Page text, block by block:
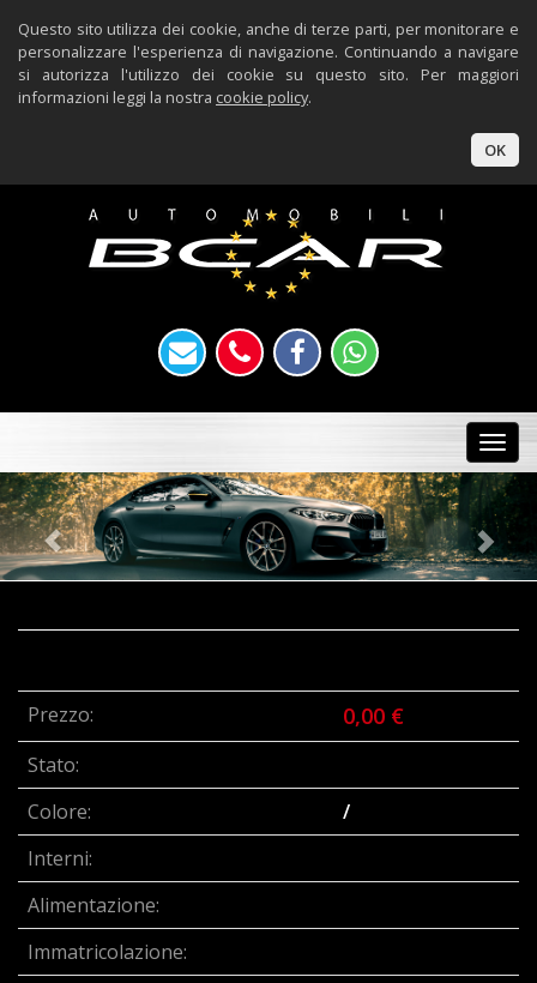
Questo sito utilizza dei cookie, anche di terze parti, per monitorare e
personalizzare l'esperienza di navigazione. Continuando a navigare
si autorizza l'utilizzo dei cookie su questo sito. Per maggiori
informazioni leggi la nostra cookie policy.
OK
Previous
Prezzo: 0,00 €
Stato:
Colore:
/
Interni:
Alimentazione:
Immatricolazione: